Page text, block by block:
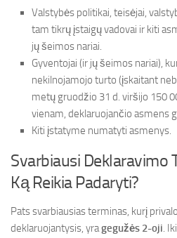
Valstybės politikai, teisėjai,
tam tikrų įstaigų vadovai ir kiti
jų šeimos nariai.
Gyventojai (ir jų šeimos nariai),
nekilnojamojo turto (įskaitant
metų gruodžio 31 d. viršijo 150
vienam, deklaruojančio asmens
Kiti įstatyme numatyti asmenys.
Svarbiausi Deklaravimo
Ką Reikia Padaryti?
Pats svarbiausias terminas, kurį
deklaruojantysis, yragegužės 2-oji.